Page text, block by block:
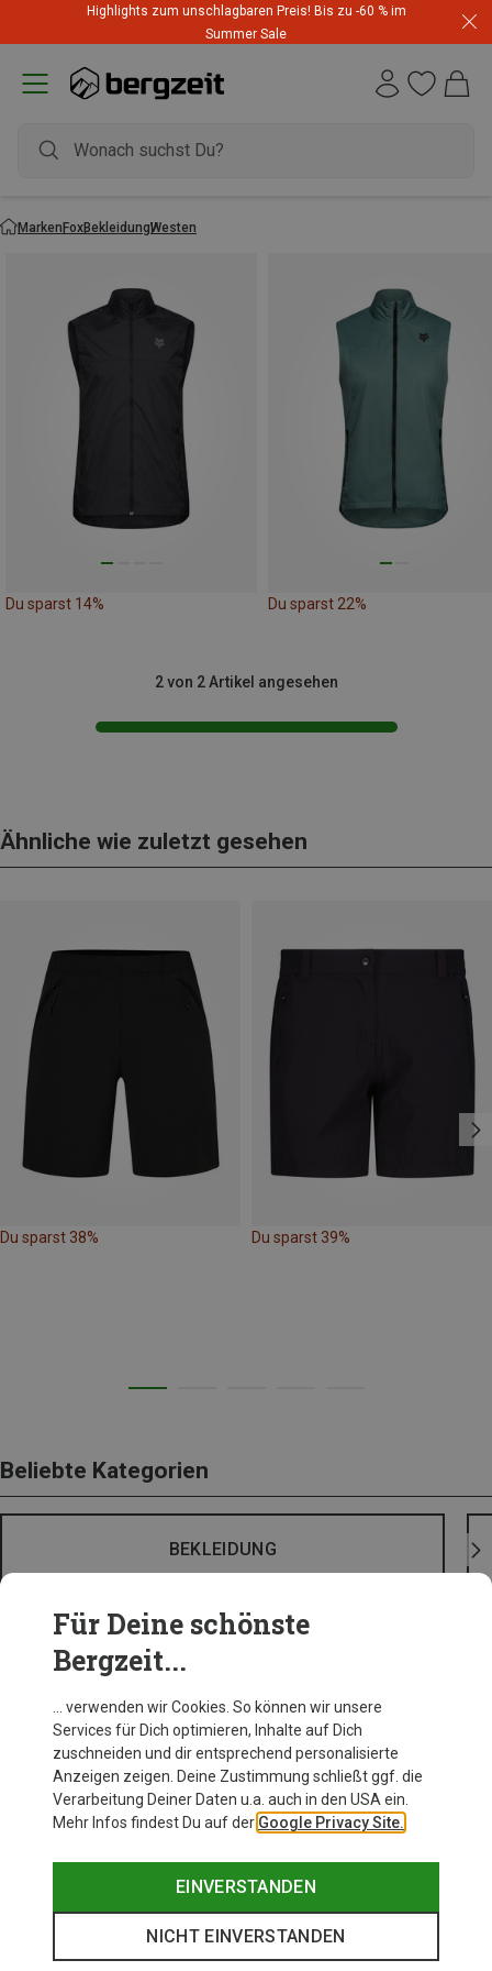
Highlights zum unschlagbaren Preis! Bis zu -60 % im
Summer Sale
MarkenFoxBekleidungWesten
Du sparst 14% Du sparst 22%
2 von 2 Artikel angesehen
Ähnliche wie zuletzt gesehen
Du sparst 38% Du sparst 39%
Beliebte Kategorien
BEKLEIDUNG
Für Deine schönste
Bergzeit...
… verwenden wir Cookies. So können wir unsere
Services für Dich optimieren, Inhalte auf Dich
zuschneiden und dir entsprechend personalisierte
Anzeigen zeigen. Deine Zustimmung schließt ggf. die
Verarbeitung Deiner Daten u.a. auch in den USA ein.
Mehr Infos findest Du auf der Google Privacy Site.
EINVERSTANDEN
NICHT EINVERSTANDEN